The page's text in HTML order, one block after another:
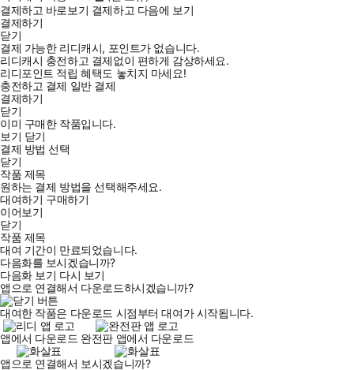
결제하고 바로보기 결제하고 다음에 보기
결제하기
닫기
결제 가능한 리디캐시, 포인트가 없습니다.
리디캐시 충전하고 결제없이 편하게 감상하세요.
리디포인트 적립 혜택도 놓치지 마세요!
충전하고 결제 일반 결제
결제하기
닫기
이미 구매한 작품입니다.
보기 닫기
결제 방법 선택
닫기
작품 제목
원하는 결제 방법을 선택해주세요.
대여하기 구매하기
이어보기
닫기
작품 제목
대여 기간이 만료되었습니다.
다음화를 보시겠습니까?
다음화 보기 다시 보기
앱으로 연결해서 다운로드하시겠습니까?
대여한 작품은 다운로드 시점부터 대여가 시작됩니다.
앱에서 다운로드 완전판 앱에서 다운로드
앱으로 연결해서 보시겠습니까?